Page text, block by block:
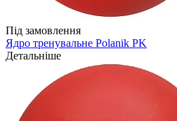
Під замовлення
Ядро тренувальне Polanik PK
Детальніше